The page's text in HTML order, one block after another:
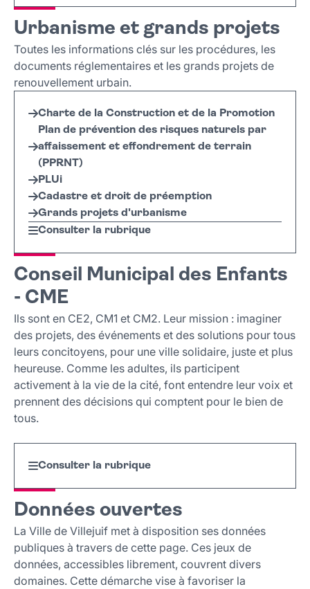
Urbanisme et grands projets
Toutes les informations clés sur les procédures, les
documents réglementaires et les grands projets de
renouvellement urbain.
Charte de la Construction et de la Promotion
Plan de prévention des risques naturels par
affaissement et effondrement de terrain
(PPRNT)
PLUi
Cadastre et droit de préemption
Grands projets d'urbanisme
Consulter la rubrique
Conseil Municipal des Enfants
- CME
Ils sont en CE2, CM1 et CM2. Leur mission : imaginer
des projets, des événements et des solutions pour tous
leurs concitoyens, pour une ville solidaire, juste et plus
heureuse. Comme les adultes, ils participent
activement à la vie de la cité, font entendre leur voix et
prennent des décisions qui comptent pour le bien de
tous.
Consulter la rubrique
Données ouvertes
La Ville de Villejuif met à disposition ses données
publiques à travers de cette page. Ces jeux de
données, accessibles librement, couvrent divers
domaines. Cette démarche vise à favoriser la